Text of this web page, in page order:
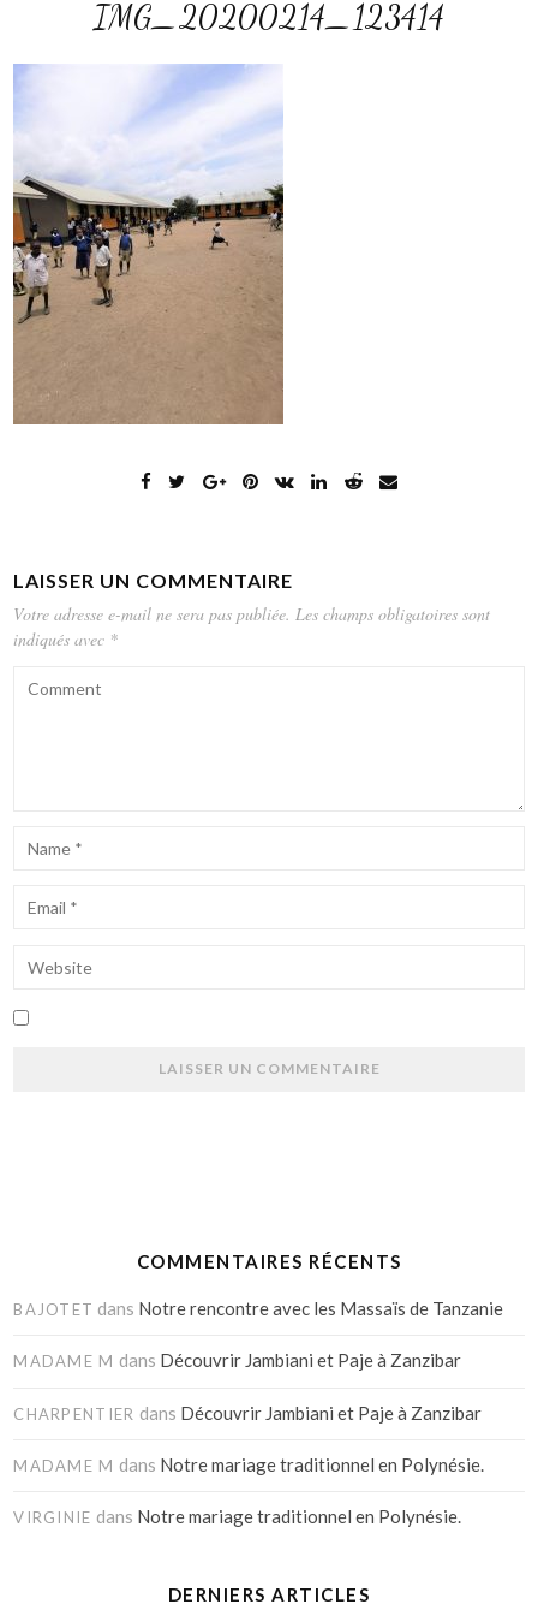
IMG_20200214_123414
LAISSER UN COMMENTAIRE
Votre adresse e-mail ne sera pas publiée. Les champs obligatoires sont
indiqués avec *
COMMENTAIRES RÉCENTS
BAJOTET dans Notre rencontre avec les Massaïs de Tanzanie
MADAME M dans Découvrir Jambiani et Paje à Zanzibar
CHARPENTIER dans Découvrir Jambiani et Paje à Zanzibar
MADAME M dans Notre mariage traditionnel en Polynésie.
VIRGINIE dans Notre mariage traditionnel en Polynésie.
DERNIERS ARTICLES